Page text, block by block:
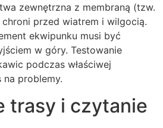
zewnętrzna z membraną (tzw.
przed wiatrem i wilgocią.
ekwipunku musi być
w góry. Testowanie
podczas właściwej
problemy.
trasy i czytanie